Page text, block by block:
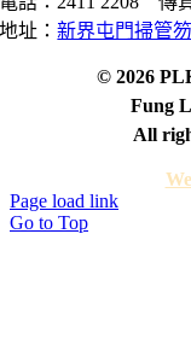
地址：新界屯門掃管笏
© 2026
Fung
All
Page load link
Go to Top